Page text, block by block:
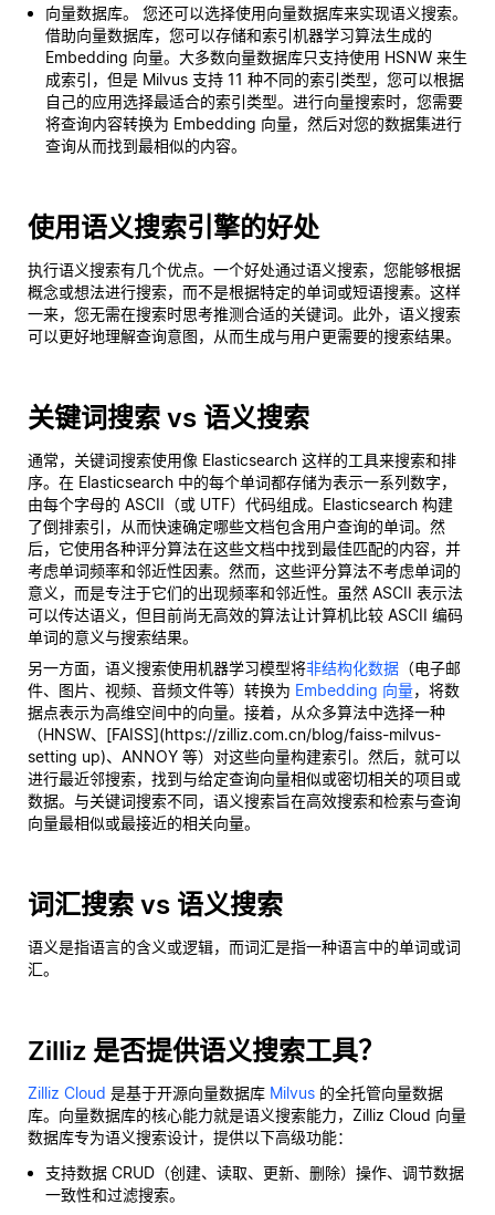
向量数据库。 您还可以选择使用向量数据库来实现语义搜索。
借助向量数据库，您可以存储和索引机器学习算法生成的
Embedding 向量。大多数向量数据库只支持使用 HSNW 来生
成索引，但是 Milvus 支持 11 种不同的索引类型，您可以根据
自己的应用选择最适合的索引类型。进行向量搜索时，您需要
将查询内容转换为 Embedding 向量，然后对您的数据集进行
查询从而找到最相似的内容。
使用语义搜索引擎的好处
执行语义搜索有几个优点。一个好处通过语义搜索，您能够根据
概念或想法进行搜索，而不是根据特定的单词或短语搜素。这样
一来，您无需在搜索时思考推测合适的关键词。此外，语义搜索
可以更好地理解查询意图，从而生成与用户更需要的搜索结果。
关键词搜索 vs 语义搜索
通常，关键词搜索使用像 Elasticsearch 这样的工具来搜索和排
序。在 Elasticsearch 中的每个单词都存储为表示一系列数字，
由每个字母的 ASCII（或 UTF）代码组成。Elasticsearch 构建
了倒排索引，从而快速确定哪些文档包含用户查询的单词。然
后，它使用各种评分算法在这些文档中找到最佳匹配的内容，并
考虑单词频率和邻近性因素。然而，这些评分算法不考虑单词的
意义，而是专注于它们的出现频率和邻近性。虽然 ASCII 表示法
可以传达语义，但目前尚无高效的算法让计算机比较 ASCII 编码
单词的意义与搜索结果。
另一方面，语义搜索使用机器学习模型将非结构化数据 （电子邮
件、图片、视频、音频文件等）转换为 Embedding 向量，将数
据点表示为高维空间中的向量。接着，从众多算法中选择一种
（HNSW、[FAISS](https://zilliz.com.cn/blog/faiss-milvus-
setting up)、ANNOY 等）对这些向量构建索引。然后，就可以
进行最近邻搜索，找到与给定查询向量相似或密切相关的项目或
数据。与关键词搜索不同，语义搜索旨在高效搜索和检索与查询
向量最相似或最接近的相关向量。
词汇搜索 vs 语义搜索
语义是指语言的含义或逻辑，而词汇是指一种语言中的单词或词
汇。
Zilliz 是否提供语义搜索工具？
Zilliz Cloud 是基于开源向量数据库 Milvus 的全托管向量数据
库。向量数据库的核心能力就是语义搜索能力，Zilliz Cloud 向量
数据库专为语义搜索设计，提供以下高级功能：
支持数据 CRUD（创建、读取、更新、删除）操作、调节数据
一致性和过滤搜索。